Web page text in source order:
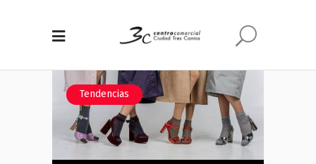
Tendencias